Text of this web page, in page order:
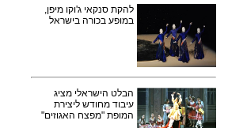
להקת סנקאי ג'וקו מיפן,
במופע בכורה בישראל
הבלט הישראלי מציג
עיבוד מחודש ליצירת
המופת "מפצח האגוזים"